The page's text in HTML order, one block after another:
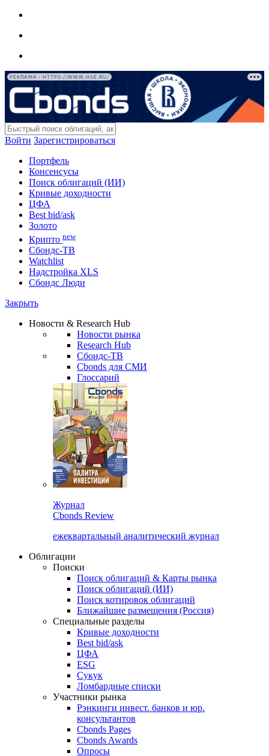
РЕКЛАМА • HTTPS://WWW.HSE.RU/
Войти Зарегистрироваться
Портфель
Консенсусы
Поиск облигаций (ИИ)
Кривые доходности
ЦФА
Best bid/ask
Золото
Крипто new
Сбондс-ТВ
Watchlist
Надстройка XLS
Сбондс Люди
Закрыть
Новости & Research Hub
Новости рынка
Research Hub
Сбондс-ТВ
Cbonds для СМИ
Глоссарий
Журнал
Cbonds Review
ежеквартальный аналитический журнал
Облигации
Поиски
Поиск облигаций & Карты рынка
Поиск облигаций (ИИ)
Поиск котировок облигаций
Ближайшие размещения (Россия)
Специальные разделы
Кривые доходности
Best bid/ask
ЦФА
ESG
Сукук
Ломбардные списки
Участники рынка
Рэнкинги инвест. банков и юр.
консультантов
Cbonds Pages
Cbonds Awards
Опросы